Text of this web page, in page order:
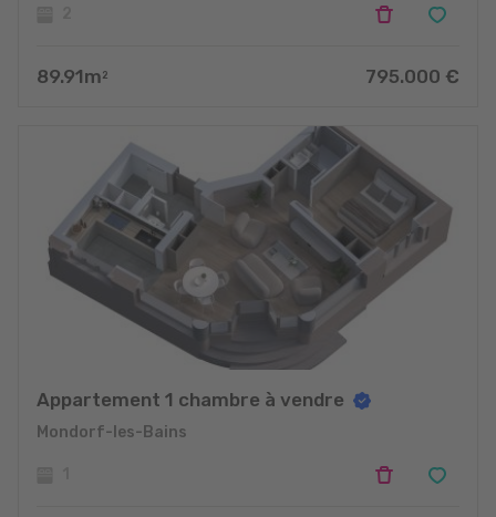
89.91m 2 795.000 €
Appartement 1 chambre à vendre
Mondorf-les-Bains